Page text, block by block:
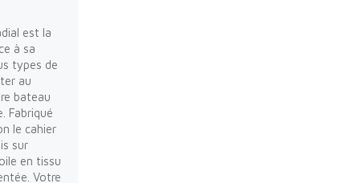
est la
à sa
types de
au
bateau
Fabriqué
le cahier
sur
en tissu
Votre